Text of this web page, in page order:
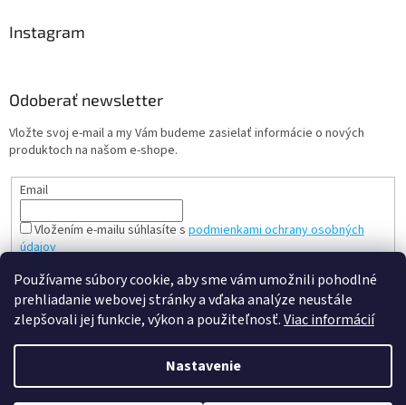
Používame súbory cookie, aby sme vám umožnili pohodlné
prehliadanie webovej stránky a vďaka analýze neustále
zlepšovali jej funkcie, výkon a použiteľnosť.Viac informácií
Nastavenie
Instagram
Odoberať newsletter
Vložte svoj e-mail a my Vám budeme zasielať informácie o nových
produktoch na našom e-shope.
Email
Vložením e-mailu súhlasíte s podmienkami ochrany osobných
údajov
PRIHLÁSIŤ SA